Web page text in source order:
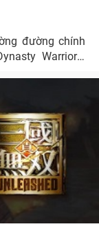
đường chính
Warriors: